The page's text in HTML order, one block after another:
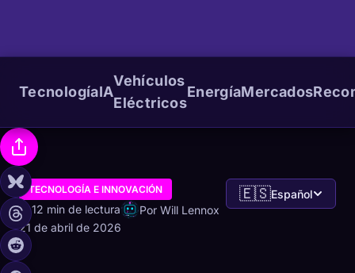
TecnologíaIA
Vehículos
Eléctricos
EnergíaMercados
TECNOLOGÍA E INNOVACIÓN
12 min de lectura
Por Will Lennox
21 de abril de 2026
🇪🇸Español